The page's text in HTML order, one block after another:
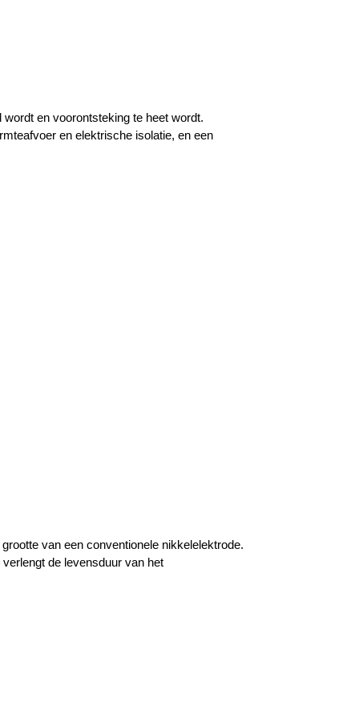
en voorontsteking te heet wordt.
en elektrische isolatie, en een
van een conventionele nikkelelektrode.
de levensduur van het